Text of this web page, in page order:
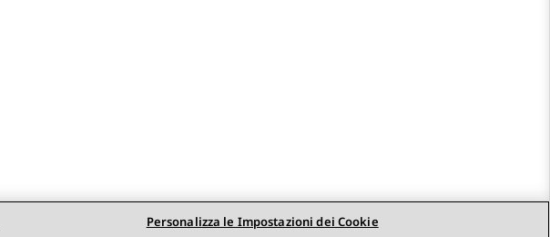
Personalizza le Impostazioni dei Cookie